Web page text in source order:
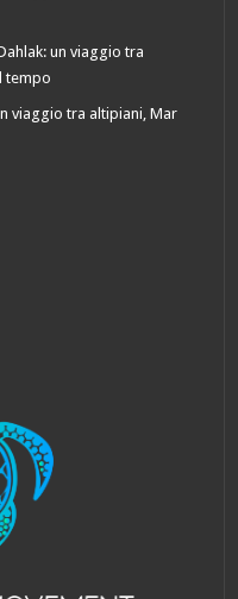
un viaggio tra
tempo
viaggio tra altipiani, Mar